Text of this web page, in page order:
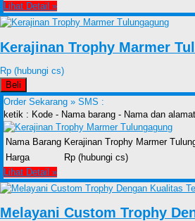
Lihat Detail »
Kerajinan Trophy Marmer
Rp (hubungi cs)
Beli
Order Sekarang » SMS :
ketik : Kode - Nama barang - Nama dan
Nama Barang Kerajinan Trophy Marmer
Harga
Rp (hubungi cs)
Lihat Detail »
Melayani Custom Trophy